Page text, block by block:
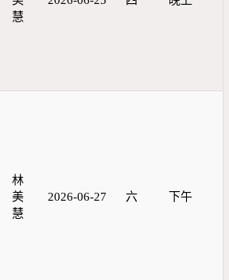
慧
林
美
慧
2026-06-27 六 下午